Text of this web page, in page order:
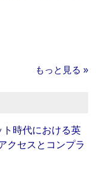
もっと見る »
ト時代における英
クセスとコンプラ